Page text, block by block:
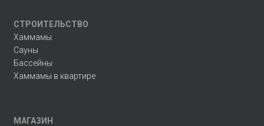
СТРОИТЕЛЬСТВО
Хаммамы
Сауны
Бассейны
Хаммамы в квартире
МАГАЗИН